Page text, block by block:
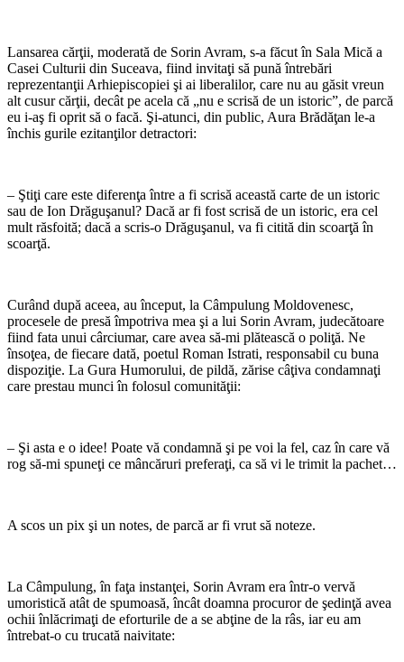
Lansarea cărţii, moderată de Sorin Avram, s-a făcut în Sala Mică a
Casei Culturii din Suceava, fiind invitaţi să pună întrebări
reprezentanţii Arhiepiscopiei şi ai liberalilor, care nu au găsit vreun
alt cusur cărţii, decât pe acela că „nu e scrisă de un istoric”, de parcă
eu i-aş fi oprit să o facă. Şi-atunci, din public, Aura Brădăţan le-a
închis gurile ezitanţilor detractori:
– Ştiţi care este diferenţa între a fi scrisă această carte de un istoric
sau de Ion Drăguşanul? Dacă ar fi fost scrisă de un istoric, era cel
mult răsfoită; dacă a scris-o Drăguşanul, va fi citită din scoarţă în
scoarţă.
Curând după aceea, au început, la Câmpulung Moldovenesc,
procesele de presă împotriva mea şi a lui Sorin Avram, judecătoare
fiind fata unui cârciumar, care avea să-mi plătească o poliţă. Ne
însoţea, de fiecare dată, poetul Roman Istrati, responsabil cu buna
dispoziţie. La Gura Humorului, de pildă, zărise câţiva condamnaţi
care prestau munci în folosul comunităţii:
– Şi asta e o idee! Poate vă condamnă şi pe voi la fel, caz în care vă
rog să-mi spuneţi ce mâncăruri preferaţi, ca să vi le trimit la pachet…
A scos un pix şi un notes, de parcă ar fi vrut să noteze.
La Câmpulung, în faţa instanţei, Sorin Avram era într-o vervă
umoristică atât de spumoasă, încât doamna procuror de şedinţă avea
ochii înlăcrimaţi de eforturile de a se abţine de la râs, iar eu am
întrebat-o cu trucată naivitate: